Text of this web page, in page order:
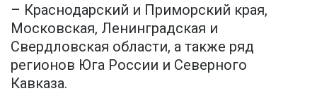
– Краснодарский и Приморский края,
Московская, Ленинградская и
Свердловская области, а также ряд
регионов Юга России и Северного
Кавказа.